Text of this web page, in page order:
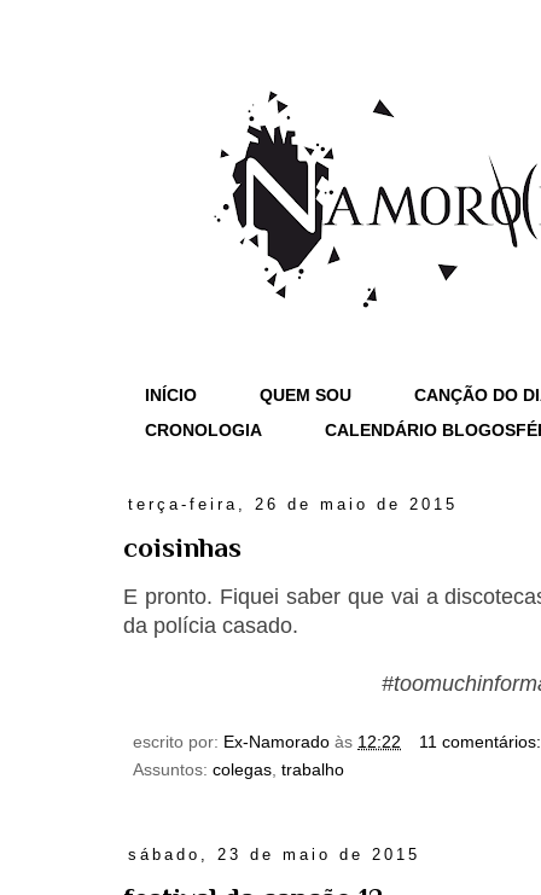
INÍCIO QUEM SOU
CANÇÃO DO
CRONOLOGIA
CALENDÁRIO
terça-feira, 26 de maio de 2015
coisinhas
E pronto. Fiquei saber que vai a
da polícia casado.
escrito por: Ex-Namorado às 12:22
11
Assuntos: colegas trabalho
sábado, 23 de maio de 2015